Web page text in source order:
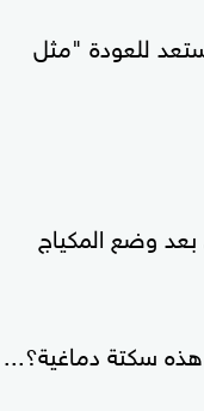
للعودة "مثل
بعد وضع المكياج
سكتة دماغية؟...